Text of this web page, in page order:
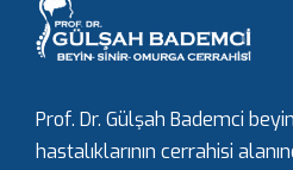
Prof. Dr. Gülşah Bademci
hastalıklarının cerrahisi